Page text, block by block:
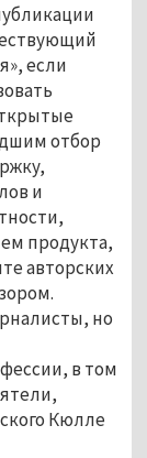
если
отбор
и
продукта,
авторских
но
в том
Кюлле